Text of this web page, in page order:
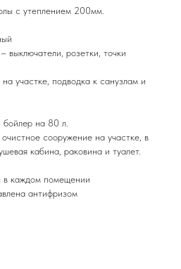
с утеплением 200мм.
выключатели, розетки, точки
участке, подводка к санузлам и
бойлер на 80 л.
сооружение на участке, в
кабина, раковина и туалет.
в каждом помещении
антифризом